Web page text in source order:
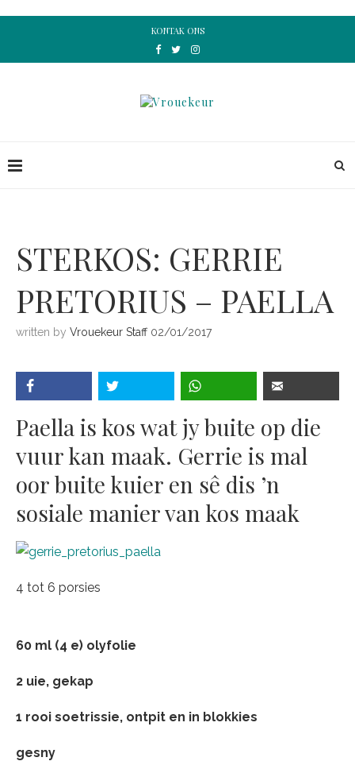
KONTAK ONS
STERKOS: GERRIE
PRETORIUS – PAELLA
written by Vrouekeur Staff 02/01/2017
Paella is kos wat jy buite op die
vuur kan maak. Gerrie is mal
oor buite kuier en sê dis ’n
sosiale manier van kos maak
4 tot 6 porsies
60 ml (4 e) olyfolie
2 uie, gekap
1 rooi soetrissie, ontpit en in blokkies
gesny